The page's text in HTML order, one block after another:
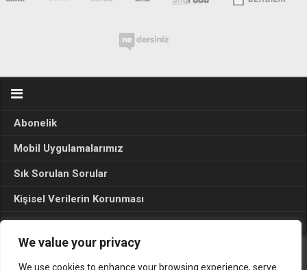
We value your privacy
We use cookies to enhance your browsing experience, serve
Abonelik
Mobil Uygulamalarımız
Sık Sorulan Sorular
Kişisel Verilerin Korunması
Seçim Sonuçları 2024